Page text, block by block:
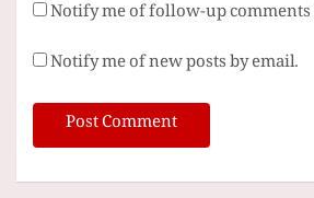
Notify me of follow-up comments
Notify me of new posts by email.